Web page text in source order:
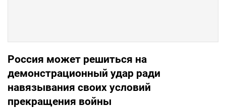
Россия может решиться на
демонстрационный удар ради
навязывания своих условий
прекращения войны